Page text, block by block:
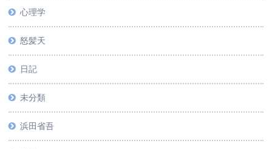
心理学
怒髪天
日記
未分類
浜田省吾